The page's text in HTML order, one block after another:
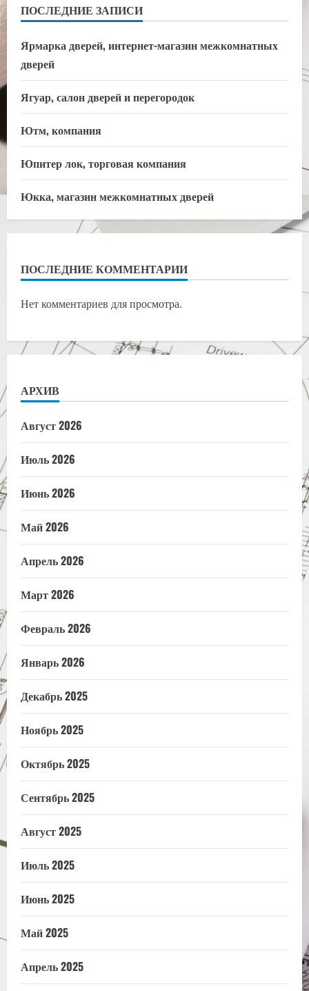
ПОСЛЕДНИЕ ЗАПИСИ
Ярмарка дверей, интернет-магазин межкомнатных
дверей
Ягуар, салон дверей и перегородок
Ютм, компания
Юпитер лок, торговая компания
Юкка, магазин межкомнатных дверей
ПОСЛЕДНИЕ КОММЕНТАРИИ
Нет комментариев для просмотра.
АРХИВ
Август 2026
Июль 2026
Июнь 2026
Май 2026
Апрель 2026
Март 2026
Февраль 2026
Январь 2026
Декабрь 2025
Ноябрь 2025
Октябрь 2025
Сентябрь 2025
Август 2025
Июль 2025
Июнь 2025
Май 2025
Апрель 2025